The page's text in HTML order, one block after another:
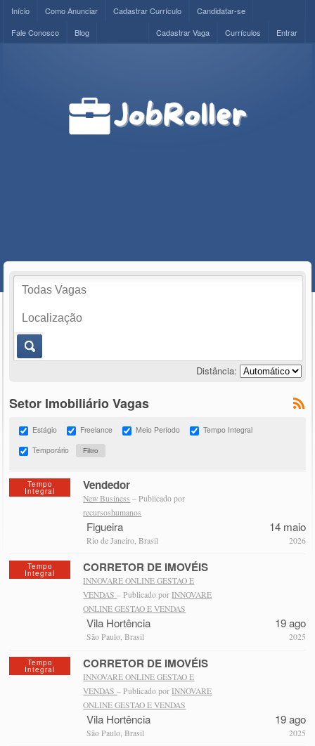
Início Como Anunciar Cadastrar Currículo
Candidatar-se
Fale Conosco
Blog Entrar
Currículos
Cadastrar Vaga
Distância:
Setor Imobiliário Vagas
Estágio Freelance Meio Período
Tempo Integral
Temporário
Tempo
Integral Vendedor
New Business – Publicado por
recursoshumanos
Figueira
Rio de Janeiro, Brasil
14 maio
2026
Tempo
Integral CORRETOR DE IMOVÉIS
INNOVARE ONLINE GESTAO E
VENDAS– Publicado por INNOVARE
ONLINE GESTAO E VENDAS
Vila Hortência
São Paulo, Brasil
19 ago
2025
Tempo
Integral CORRETOR DE IMOVÉIS
INNOVARE ONLINE GESTAO E
VENDAS– Publicado por INNOVARE
ONLINE GESTAO E VENDAS
Vila Hortência
São Paulo, Brasil
19 ago
2025